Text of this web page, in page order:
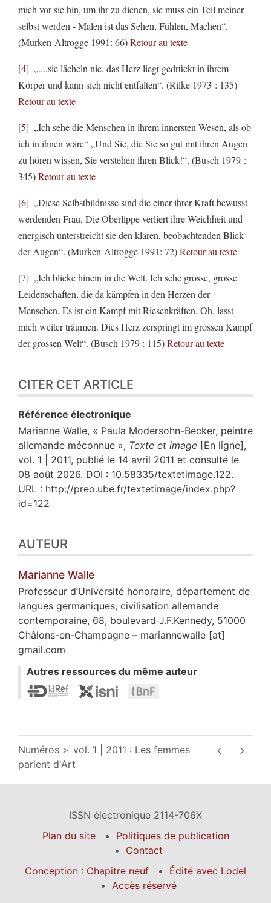
mich vor sie hin, um ihr zu dienen, sie muss ein Teil meiner
selbst werden - Malen ist das Sehen, Fühlen, Machen“.
(Murken-Altrogge 1991: 66)Retour au texte
4
„....sie lächeln nie, das Herz liegt gedrückt in ihrem
Körper und kann sich nicht entfalten“. (Rilke 1973 : 135)
Retour au texte
5
„Ich sehe die Menschen in ihrem innersten Wesen, als ob
ich in ihnen wäre“ „Und Sie, die Sie so gut mit ihren Augen
zu hören wissen, Sie verstehen ihren Blick!“. (Busch 1979 :
345)Retour au texte
6
„Diese Selbstbildnisse sind die einer ihrer Kraft bewusst
werdenden Frau. Die Oberlippe verliert ihre Weichheit und
energisch unterstreicht sie den klaren, beobachtenden Blick
der Augen“. (Murken-Altrogge 1991: 72)Retour au texte
7
„Ich blicke hinein in die Welt. Ich sehe grosse, grosse
Leidenschaften, die da kämpfen in den Herzen der
Menschen. Es ist ein Kampf mit Riesenkräften. Oh, lasst
mich weiter träumen. Dies Herz zerspringt im grossen Kampf
der grossen Welt“. (Busch 1979 : 115)Retour au texte
CITER CET ARTICLE
Référence électronique
Marianne Walle, « Paula Modersohn-Becker, peintre
allemande méconnue », Texte et image [En ligne],
vol. 1 | 2011, publié le 14 avril 2011 et consulté le
08 août 2026. DOI : 10.58335/textetimage.122.
URL : http://preo.ube.fr/textetimage/index.php?
id=122
AUTEUR
Marianne Walle
Professeur d’Université honoraire, département de
langues germaniques, civilisation allemande
contemporaine, 68, boulevard J.F.Kennedy, 51000
Châlons-en-Champagne – mariannewalle [at]
gmail.com
Autres ressources du même auteur
Numéros
vol. 1 | 2011 : Les femmes
parlent d'Art
ISSN électronique 2114-706X
Plan du site
Politiques de publication
Contact
Conception : Chapitre neuf
Édité avec Lodel
Accès réservé